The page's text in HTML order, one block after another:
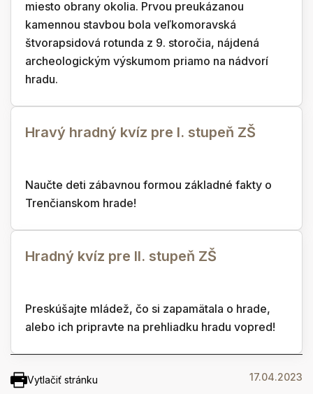
miesto obrany okolia. Prvou preukázanou
kamennou stavbou bola veľkomoravská
štvorapsidová rotunda z 9. storočia, nájdená
archeologickým výskumom priamo na nádvorí
hradu.
Hravý hradný kvíz pre I. stupeň ZŠ
Naučte deti zábavnou formou základné fakty o
Trenčianskom hrade!
Hradný kvíz pre II. stupeň ZŠ
Preskúšajte mládež, čo si zapamätala o hrade,
alebo ich pripravte na prehliadku hradu vopred!
Vytlačiť stránku 17.04.2023